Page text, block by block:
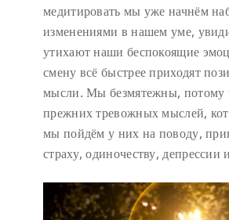
медитировать мы уже начнём
изменениями в нашем уме,
утихают наши беспокоящие
смену всё быстрее приходят
мысли. Мы безмятежны, потому
прежних тревожных мыслей,
мы пойдём у них на поводу,
страху, одиночеству, депрессии